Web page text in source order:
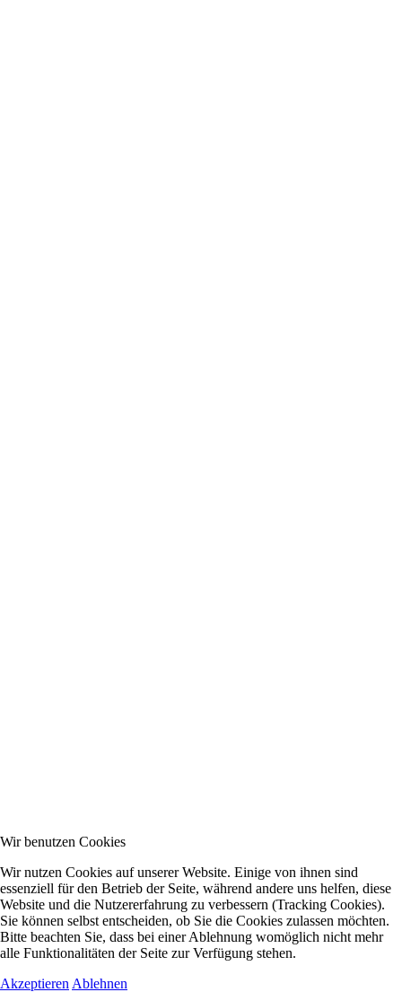
Wir benutzen Cookies
Wir nutzen Cookies auf unserer Website. Einige von ihnen sind
essenziell für den Betrieb der Seite, während andere uns helfen, diese
Website und die Nutzererfahrung zu verbessern (Tracking Cookies).
Sie können selbst entscheiden, ob Sie die Cookies zulassen möchten.
Bitte beachten Sie, dass bei einer Ablehnung womöglich nicht mehr
alle Funktionalitäten der Seite zur Verfügung stehen.
Akzeptieren Ablehnen